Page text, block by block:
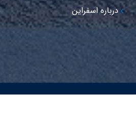
درباره اسفراین